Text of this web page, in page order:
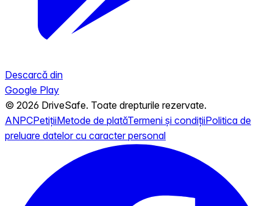
Descarcă din
Google Play
© 2026 DriveSafe. Toate drepturile rezervate.
ANPCPetițiiMetode de platăTermeni și condițiiPolitica de
preluare datelor cu caracter personal